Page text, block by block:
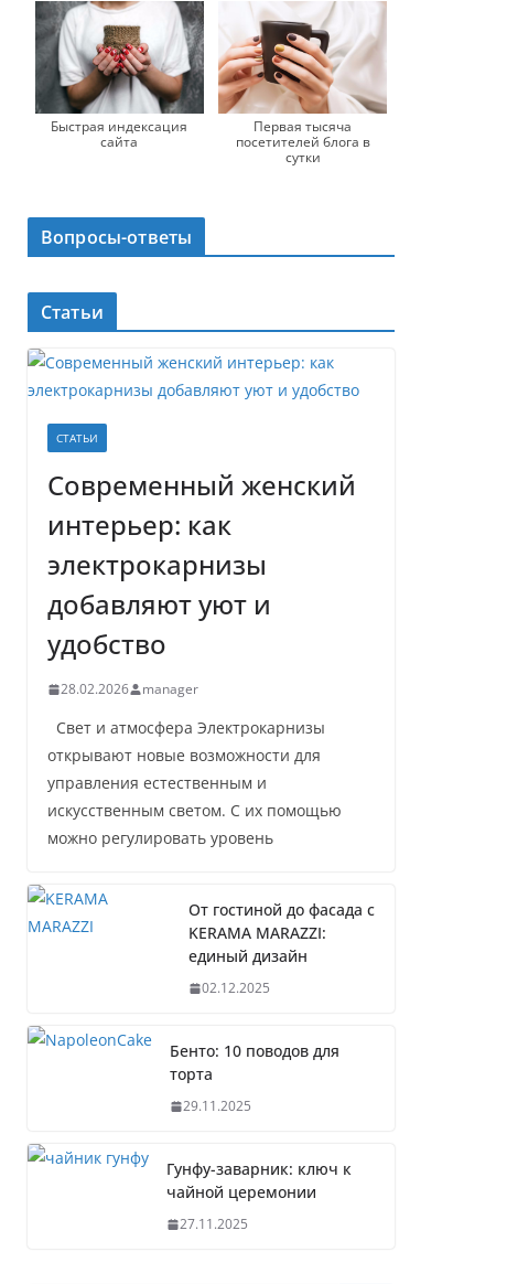
Быстрая индексация
сайта
Первая тысяча
посетителей блога в
сутки
Вопросы-ответы
Статьи
СТАТЬИ
Современный женский
интерьер: как
электрокарнизы
добавляют уют и
удобство
28.02.2026 manager
Свет и атмосфера Электрокарнизы
открывают новые возможности для
управления естественным и
искусственным светом. С их помощью
можно регулировать уровень
От гостиной до фасада с
KERAMA MARAZZI:
единый дизайн
02.12.2025
Бенто: 10 поводов для
торта
29.11.2025
Гунфу-заварник: ключ к
чайной церемонии
27.11.2025